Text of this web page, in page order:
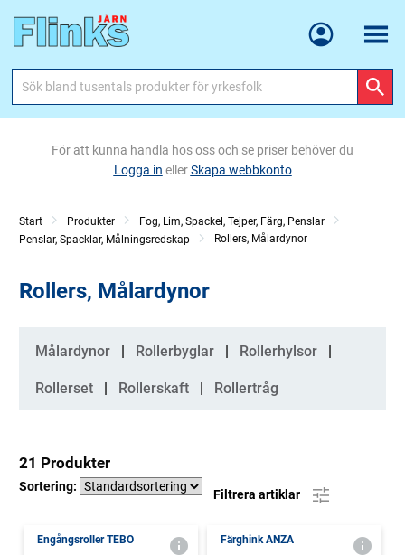
Meny
För att kunna handla hos oss och se priser behöver du
Logga in ellerSkapa webbkonto
Start Produkter
Fog, Lim, Spackel, Tejper, Färg, Penslar
Penslar, Spacklar, Målningsredskap
Rollers, Målardynor
Rollers, Målardynor
Kategorier
Målardynor Rollerbyglar Rollerhylsor
Rollerset Rollerskaft Rollertråg
21 Produkter
Sortering:
Filtrera artiklar
Engångsroller TEBO Färghink ANZA